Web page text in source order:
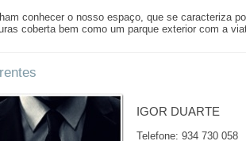
conhecer o nosso espaço, que se caracteriza
coberta bem como um parque exterior com a
IGOR DUARTE
Telefone: 934 730 058